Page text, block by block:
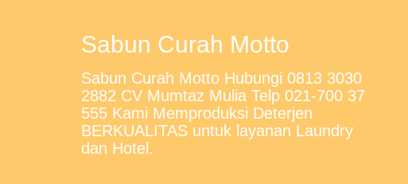
Sabun Curah Motto
Sabun Curah Motto Hubungi 0813 3030
2882 CV Mumtaz Mulia Telp 021-700 37
555 Kami Memproduksi Deterjen
BERKUALITAS untuk layanan Laundry
dan Hotel.